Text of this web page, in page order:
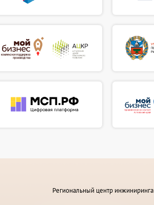
Региональный центр инжиниринга